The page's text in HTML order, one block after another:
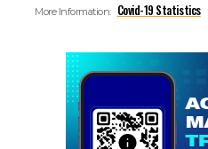
More Information: Covid-19 Statistics